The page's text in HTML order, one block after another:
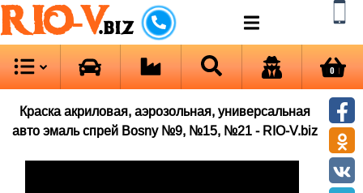
RIO-V.biz
0
Краска акриловая, аэрозольная, универсальная
авто эмаль спрей Bosny №9, №15, №21 - RIO-V.biz